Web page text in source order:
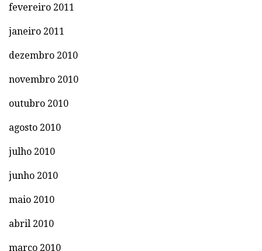
fevereiro 2011
janeiro 2011
dezembro 2010
novembro 2010
outubro 2010
agosto 2010
julho 2010
junho 2010
maio 2010
abril 2010
março 2010